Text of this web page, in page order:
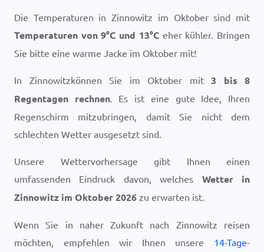
Die Temperaturen in Zinnowitz im Oktober sind mit
Temperaturen von9°C und 13°Ceher kühler. Bringen
Sie bitte eine warme Jacke im Oktober mit!
In Zinnowitzkönnen Sie im Oktober mit 3 bis 8
Regentagen rechnen. Es ist eine gute Idee, Ihren
Regenschirm mitzubringen, damit Sie nicht dem
schlechten Wetter ausgesetzt sind.
Unsere Wettervorhersage gibt Ihnen einen
umfassenden Eindruck davon, welches Wetter in
Zinnowitz im Oktober 2026 zu erwarten ist.
Wenn Sie in naher Zukunft nach Zinnowitz reisen
möchten, empfehlen wir Ihnen unsere 14-Tage-